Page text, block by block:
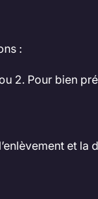
:
2. Pour bien
et la